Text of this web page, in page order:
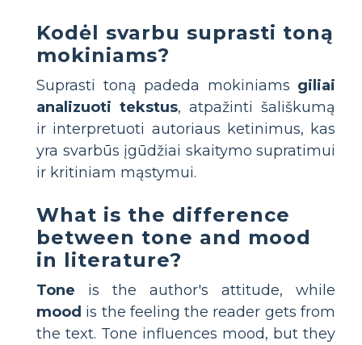
Kodėl svarbu suprasti toną
mokiniams?
Suprasti toną padeda mokiniams giliai
analizuoti tekstus, atpažinti šališkumą
ir interpretuoti autoriaus ketinimus, kas
yra svarbūs įgūdžiai skaitymo supratimui
ir kritiniam mąstymui.
What is the difference
between tone and mood
in literature?
Tone is the author's attitude, while
mood is the feeling the reader gets from
the text. Tone influences mood, but they